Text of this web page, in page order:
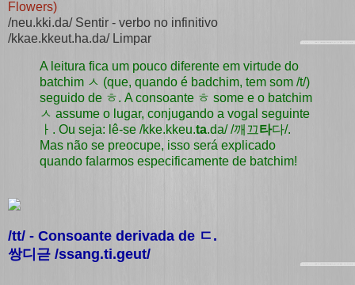
Flowers)
/neu.kki.da/ Sentir - verbo no infinitivo
/kkae.kkeut.ha.da/ Limpar
A leitura fica um pouco diferente em virtude do
batchim ㅅ (que, quando é badchim, tem som /t/)
seguido de ㅎ. A consoante ㅎ some e o batchim
ㅅ assume o lugar, conjugando a vogal seguinte
ㅏ. Ou seja: lê-se /kke.kkeu.ta.da/ /깨끄타다/.
Mas não se preocupe, isso será explicado
quando falarmos especificamente de batchim!
/tt/ - Consoante derivada de ㄷ .
쌍디귿 /ssang.ti.geut/